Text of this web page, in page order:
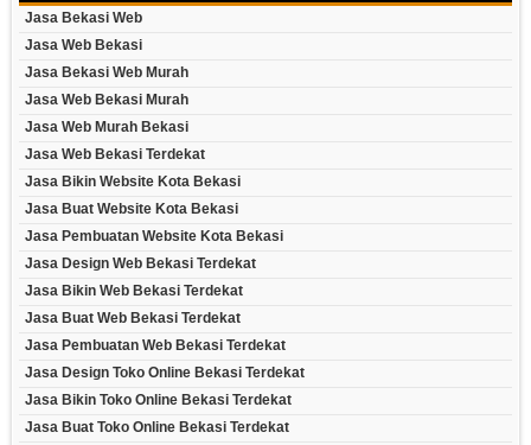
Jasa Bekasi Web
Jasa Web Bekasi
Jasa Bekasi Web Murah
Jasa Web Bekasi Murah
Jasa Web Murah Bekasi
Jasa Web Bekasi Terdekat
Jasa Bikin Website Kota Bekasi
Jasa Buat Website Kota Bekasi
Jasa Pembuatan Website Kota Bekasi
Jasa Design Web Bekasi Terdekat
Jasa Bikin Web Bekasi Terdekat
Jasa Buat Web Bekasi Terdekat
Jasa Pembuatan Web Bekasi Terdekat
Jasa Design Toko Online Bekasi Terdekat
Jasa Bikin Toko Online Bekasi Terdekat
Jasa Buat Toko Online Bekasi Terdekat